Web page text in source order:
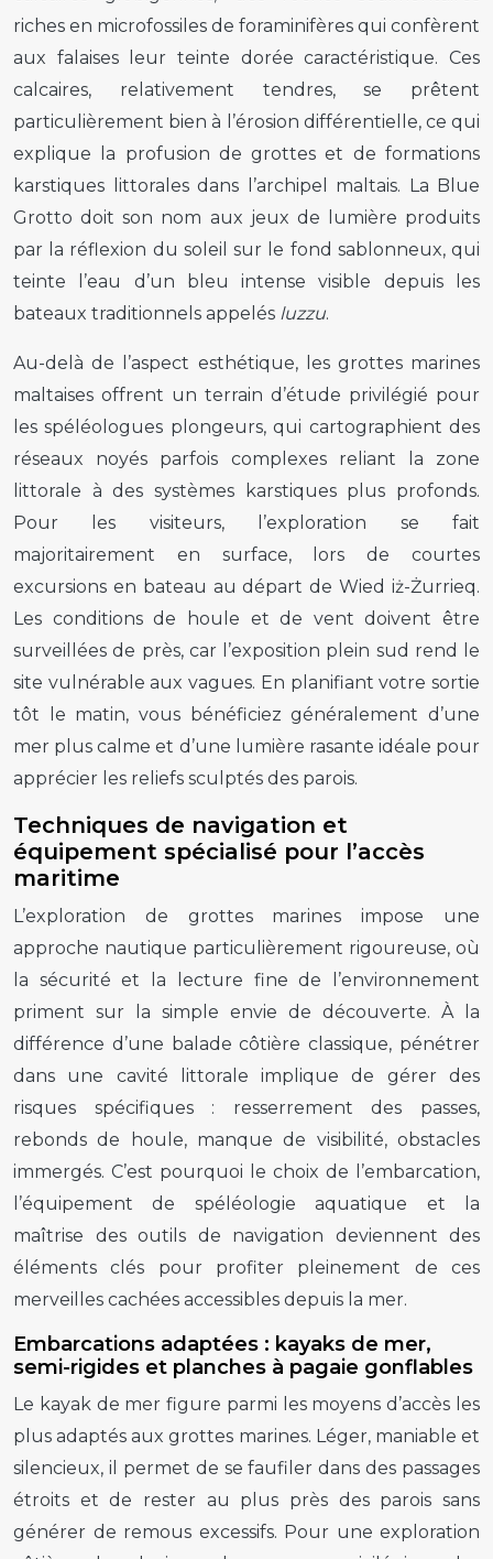
riches en microfossiles de foraminifères qui confèrent
aux falaises leur teinte dorée caractéristique. Ces
calcaires, relativement tendres, se prêtent
particulièrement bien à l’érosion différentielle, ce qui
explique la profusion de grottes et de formations
karstiques littorales dans l’archipel maltais. La Blue
Grotto doit son nom aux jeux de lumière produits
par la réflexion du soleil sur le fond sablonneux, qui
teinte l’eau d’un bleu intense visible depuis les
bateaux traditionnels appelés luzzu.
Au-delà de l’aspect esthétique, les grottes marines
maltaises offrent un terrain d’étude privilégié pour
les spéléologues plongeurs, qui cartographient des
réseaux noyés parfois complexes reliant la zone
littorale à des systèmes karstiques plus profonds.
Pour les visiteurs, l’exploration se fait
majoritairement en surface, lors de courtes
excursions en bateau au départ de Wied iż-Żurrieq.
Les conditions de houle et de vent doivent être
surveillées de près, car l’exposition plein sud rend le
site vulnérable aux vagues. En planifiant votre sortie
tôt le matin, vous bénéficiez généralement d’une
mer plus calme et d’une lumière rasante idéale pour
apprécier les reliefs sculptés des parois.
Techniques de navigation et
équipement spécialisé pour l’accès
maritime
L’exploration de grottes marines impose une
approche nautique particulièrement rigoureuse, où
la sécurité et la lecture fine de l’environnement
priment sur la simple envie de découverte. À la
différence d’une balade côtière classique, pénétrer
dans une cavité littorale implique de gérer des
risques spécifiques : resserrement des passes,
rebonds de houle, manque de visibilité, obstacles
immergés. C’est pourquoi le choix de l’embarcation,
l’équipement de spéléologie aquatique et la
maîtrise des outils de navigation deviennent des
éléments clés pour profiter pleinement de ces
merveilles cachées accessibles depuis la mer.
Embarcations adaptées : kayaks de mer,
semi-rigides et planches à pagaie gonflables
Le kayak de mer figure parmi les moyens d’accès les
plus adaptés aux grottes marines. Léger, maniable et
silencieux, il permet de se faufiler dans des passages
étroits et de rester au plus près des parois sans
générer de remous excessifs. Pour une exploration